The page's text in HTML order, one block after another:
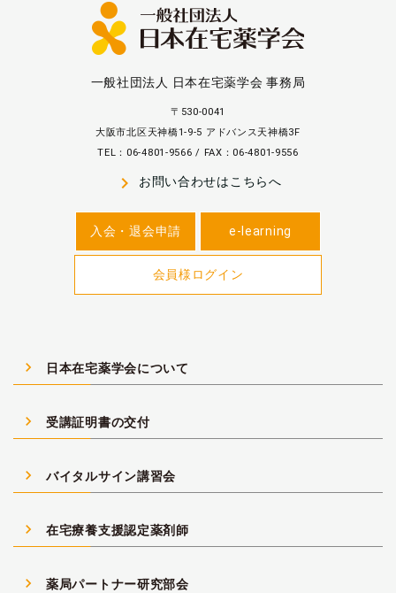
一般社団法人 日本在宅薬学会 事務局
〒530-0041
大阪市北区天神橋1-9-5 アドバンス天神橋3F
TEL：06-4801-9566 / FAX：06-4801-9556
navigate_next お問い合わせはこちらへ
入会・退会申請 e-learning
会員様ログイン
navigate_next 日本在宅薬学会について
navigate_next 受講証明書の交付
navigate_next バイタルサイン講習会
navigate_next 在宅療養支援認定薬剤師
navigate_next 薬局パートナー研究部会